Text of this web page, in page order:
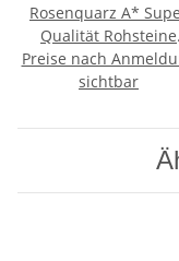
Rosenquarz A*
Qualität Rohsteine
Wassersteine ca. 3 - 6
cm
Preise nach
sichtbar